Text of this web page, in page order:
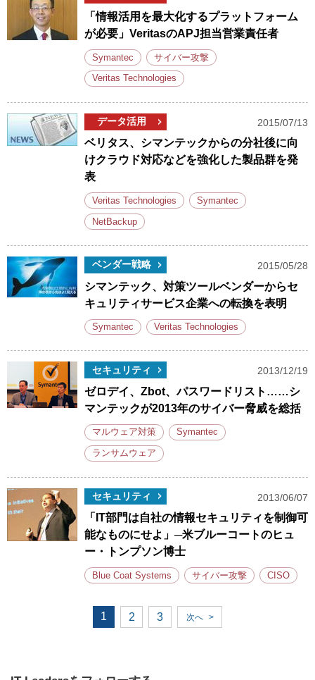
「情報活用を最大化するプラットフォーム
が必要」VeritasのAPJ担当営業責任者
Symantec サイバー攻撃
Veritas Technologies
データ活用 2015/07/13
ベリタス、シマンテックからの分社後に向
けクラウド対応などを強化した製品群を発
表
Veritas Technologies Symantec
NetBackup
ベンダー戦略 2015/05/28
シマンテック、対策ツールベンダーからセ
キュリティサービス企業への転換を表明
Symantec Veritas Technologies
セキュリティ 2013/12/19
ゼロデイ、Zbot、パスワードリスト……シ
マンテックが2013年のサイバー脅威を総括
マルウェア対策 Symantec
ランサムウェア
セキュリティ 2013/06/07
「IT部門は自社の情報セキュリティを制御可
能なものにせよ」─米ブルーコートのヒュ
ー・トンプソン博士
Blue Coat Systems サイバー攻撃 CISO
1 2 3 次へ >